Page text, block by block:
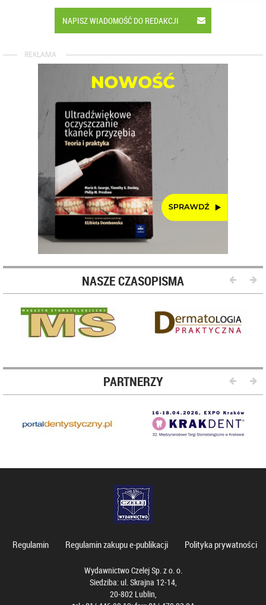
NAPISZ WIADOMOŚĆ DO REDAKCJI
REKLAMA
NASZE CZASOPISMA
PARTNERZY
Regulamin Regulamin zakupu e-publikacji Polityka prywatności
Wydawnictwo Czelej Sp. z o. o.
Siedziba: ul. Skrajna 12-14,
20-802 Lublin,